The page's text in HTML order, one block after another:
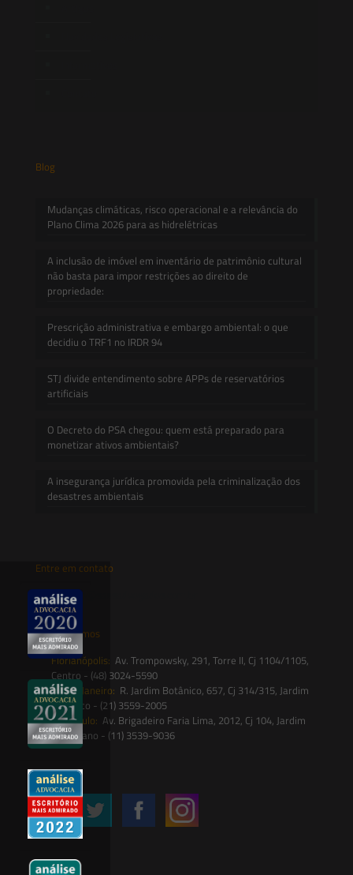
Blog
Mudanças climáticas, risco operacional e a relevância do
Plano Clima 2026 para as hidrelétricas
A inclusão de imóvel em inventário de patrimônio cultural
não basta para impor restrições ao direito de
propriedade:
Prescrição administrativa e embargo ambiental: o que
decidiu o TRF1 no IRDR 94
STJ divide entendimento sobre APPs de reservatórios
artificiais
O Decreto do PSA chegou: quem está preparado para
monetizar ativos ambientais?
A insegurança jurídica promovida pela criminalização dos
desastres ambientais
Entre em contato
contato@saesadvogados.com.br
Onde estamos
Florianópolis: Av. Trompowsky, 291, Torre II, Cj 1104/1105,
Centro - (48) 3024-5590
Rio de Janeiro: R. Jardim Botânico, 657, Cj 314/315, Jardim
Botânico - (21) 3559-2005
São Paulo: Av. Brigadeiro Faria Lima, 2012, Cj 104, Jardim
Paulistano - (11) 3539-9036
Siga-nos